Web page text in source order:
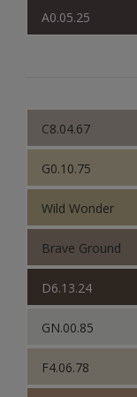
A0.05.25
C8.04.67
G0.10.75
Wild Wonder
Brave Ground
D6.13.24
GN.00.85
F4.06.78